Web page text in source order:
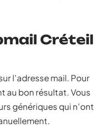
Créteil
l’adresse mail. Pour
au bon résultat. Vous
génériques qui n’ont